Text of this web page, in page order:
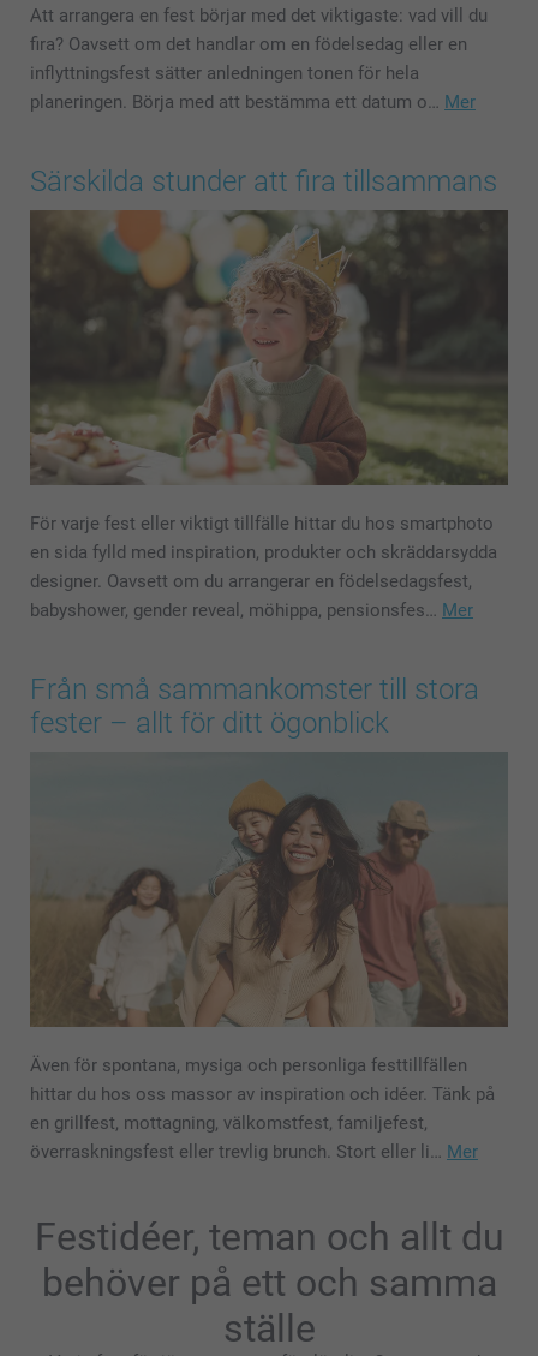
Att arrangera en fest börjar med det viktigaste: vad vill du
fira? Oavsett om det handlar om en födelsedag eller en
inflyttningsfest sätter anledningen tonen för hela
planeringen. Börja med att bestämma ett datum o… Mer
Särskilda stunder att fira tillsammans
För varje fest eller viktigt tillfälle hittar du hos smartphoto
en sida fylld med inspiration, produkter och skräddarsydda
designer. Oavsett om du arrangerar en födelsedagsfest,
babyshower, gender reveal, möhippa, pensionsfes… Mer
Från små sammankomster till stora
fester – allt för ditt ögonblick
Även för spontana, mysiga och personliga festtillfällen
hittar du hos oss massor av inspiration och idéer. Tänk på
en grillfest, mottagning, välkomstfest, familjefest,
överraskningsfest eller trevlig brunch. Stort eller li… Mer
Festidéer, teman och allt du
behöver på ett och samma
ställe